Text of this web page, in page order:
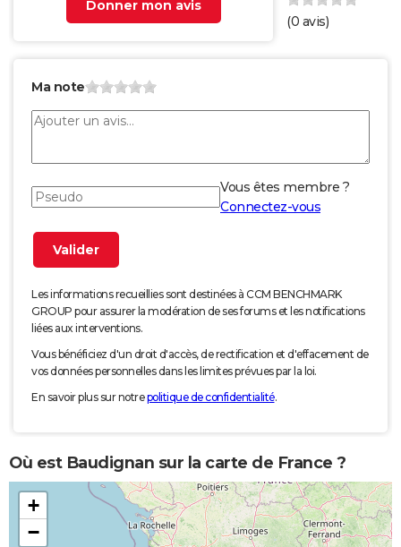
Donner mon avis
(0 avis)
Ma note
Vous êtes membre ?
Connectez-vous
Les informations recueillies sont destinées à CCM BENCHMARK
GROUP pour assurer la modération de ses forums et les notifications
liées aux interventions.
Vous bénéficiez d'un droit d'accès, de rectification et d'effacement de
vos données personnelles dans les limites prévues par la loi.
En savoir plus sur notrepolitique de confidentialité.
Où est Baudignan sur la carte de France ?
+
−